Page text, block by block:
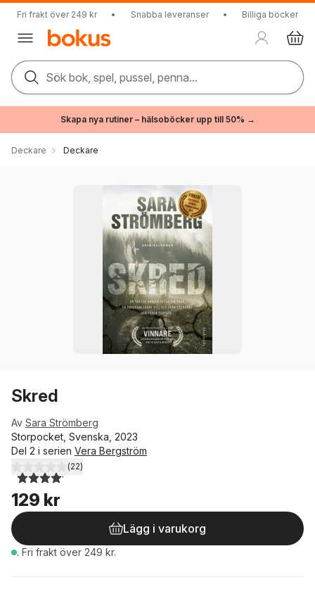
Fri frakt över 249 kr • Snabba leveranser • Billiga böcker
Sök bok, spel, pussel, penna...
Skapa nya rutiner – hälsoböcker upp till 50% →
Deckare Deckare
Skred
Av Sara Strömberg
Storpocket, Svenska, 2023
Del 2 i serien Vera Bergström
4,1utav 5 stjärnor. Totalt antal röster:
(22)
129 kr
Lägg i varukorg
. Fri frakt över 249 kr.